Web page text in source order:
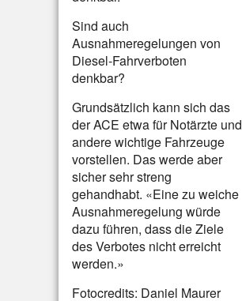
Sind auch
Ausnahmeregelungen von
Diesel-Fahrverboten
denkbar?
Grundsätzlich kann sich das
der ACE etwa für Notärzte und
andere wichtige Fahrzeuge
vorstellen. Das werde aber
sicher sehr streng
gehandhabt. «Eine zu weiche
Ausnahmeregelung würde
dazu führen, dass die Ziele
des Verbotes nicht erreicht
werden.»
Fotocredits: Daniel Maurer